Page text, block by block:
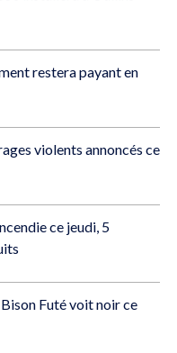
restera payant en
violents annoncés ce
ce jeudi, 5
Futé voit noir ce